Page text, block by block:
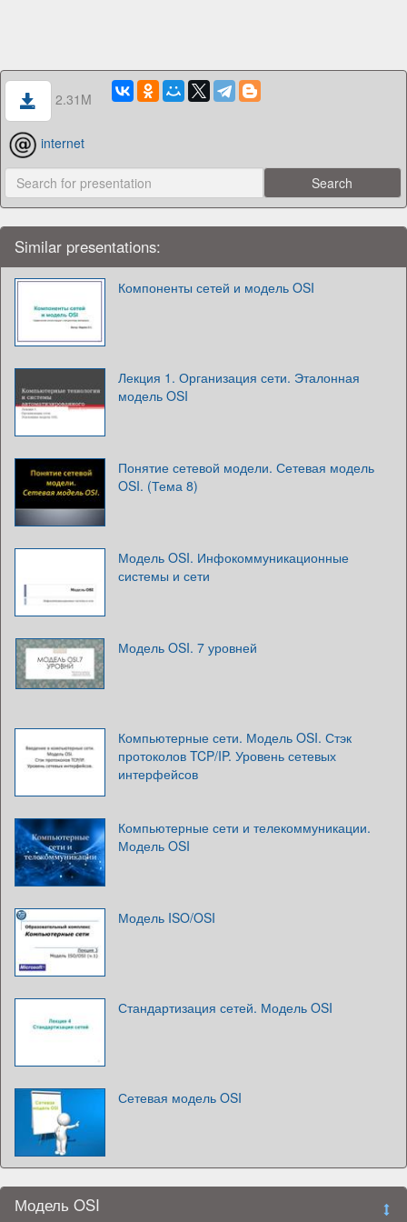
2.31M
internet
Similar presentations:
Компоненты сетей и модель OSI
Лекция 1. Организация сети. Эталонная
модель OSI
Понятие сетевой модели. Сетевая модель
OSI. (Тема 8)
Модель OSI. Инфокоммуникационные
системы и сети
Модель OSI. 7 уровней
Компьютерные сети. Модель OSI. Стэк
протоколов TCP/IP. Уровень сетевых
интерфейсов
Компьютерные сети и телекоммуникации.
Модель OSI
Модель ISO/OSI
Стандартизация сетей. Модель OSI
Сетевая модель OSI
Модель OSI